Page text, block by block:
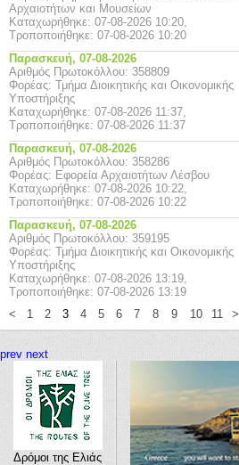
Αρχαιοτήτων και Μουσείων
Καταχωρήθηκε: 07-08-2026 10:20,
Τροποποιήθηκε: 07-08-2026 10:20
Παρασκευή, 07-08-2026
Αριθμός Πρωτοκόλλου: 358809
Φορέας: Τμήμα Διοικητικής και Οικονομικής
Υποστήριξης
Καταχωρήθηκε: 07-08-2026 11:37,
Τροποποιήθηκε: 07-08-2026 11:37
Παρασκευή, 07-08-2026
Αριθμός Πρωτοκόλλου: 358286
Φορέας: Εφορεία Αρχαιοτήτων Λέσβου
Καταχωρήθηκε: 07-08-2026 10:22,
Τροποποιήθηκε: 07-08-2026 10:22
Παρασκευή, 07-08-2026
Αριθμός Πρωτοκόλλου: 359195
Φορέας: Τμήμα Διοικητικής και Οικονομικής
Υποστήριξης
Καταχωρήθηκε: 07-08-2026 13:19,
Τροποποιήθηκε: 07-08-2026 13:19
<
1 2 3 4 5 6 7 8 9 10 11 >
prev next
Δρόμοι της Ελιάς